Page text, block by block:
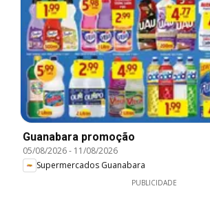
Guanabara promoção
05/08/2026- 11/08/2026
Supermercados Guanabara
PUBLICIDADE